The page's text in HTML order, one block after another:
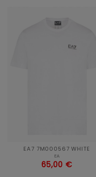
EA7 7M000567 WHITE
EA
65,00 €